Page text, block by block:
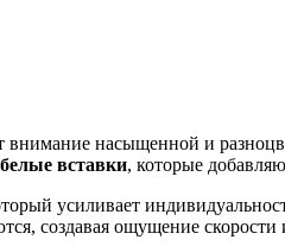
насыщенной и
вставки, которые
усиливает
создавая ощущение